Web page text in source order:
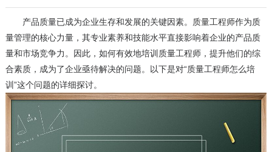
产品质量已成为企业生存和发展的关键因素。 质量工程师作为质
量管理的核心力量，其专业素养和技能水平直接影响着企业的产品质
量和市场竞争力。因此，如何有效地培训质量工程师，提升他们的综
合素质，成为了企业亟待解决的问题。以下是对“质量工程师怎么培
训”这个问题的详细探讨。